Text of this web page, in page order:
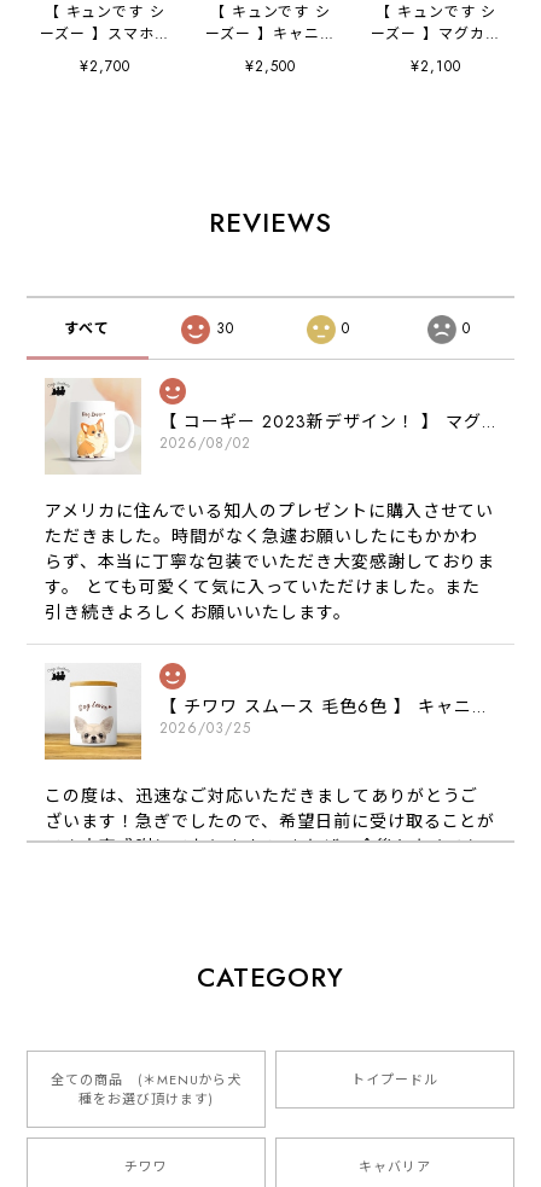
【 キュンです シ
ーズー 】スマホケ
ース クリアソフ
トケース 犬 犬
¥2,700
【 キュンです シ
ーズー 】キャニス
ター 保存容器
お家用 プレゼン
¥2,500
【 キュンです シ
ーズー 】マグカッ
プ 犬 ペット
うちの子 犬グッ
¥2,100
REVIEWS
すべて 30 0 0
【 コーギー 2023新デザイン！ 】 マグカップ お家用 プレゼント 犬 うちの子 犬グッズ ギフト
2026/08/02
アメリカに住んでいる知人のプレゼントに購入させてい
ただきました。時間がなく急遽お願いしたにもかかわ
らず、本当に丁寧な包装でいただき大変感謝しておりま
す。 とても可愛くて気に入っていただけました。また
引き続きよろしくお願いいたします。
【 チワワ スムース 毛色6色 】 キャニスター 保存容器 お家用 プレゼント 犬 ペット うちの子 犬グッズ
2026/03/25
この度は、迅速なご対応いただきましてありがとうご
ざいます！急ぎでしたので、希望日前に受け取ることが
でき大変感謝しております！ またぜひ今後ともよろし
2026/01/16
とっても可愛くて、わんちゃんの名前や電話番号も分か
りやすくて最高です！ ありがとうございました❁⃘*.ﾟ
ご縁がありましたら、またよろしくお願いいたします。
CATEGORY
全ての商品 (＊MENUから犬
種をお選び頂けます)
トイプードル
チワワ キャバリア